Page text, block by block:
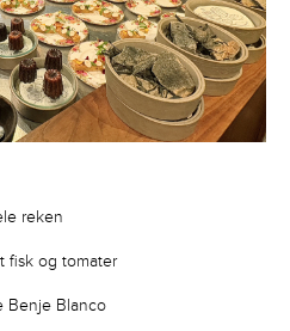
reken
fisk og tomater
Benje Blanco